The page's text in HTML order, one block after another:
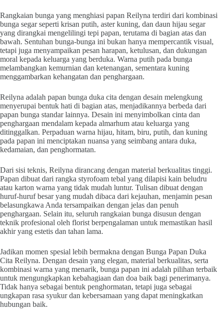
Rangkaian bunga yang menghiasi papan Reilyna terdiri dari kombinasi
bunga segar seperti krisan putih, aster kuning, dan daun hijau segar
yang dirangkai mengelilingi tepi papan, terutama di bagian atas dan
bawah. Sentuhan bunga-bunga ini bukan hanya mempercantik visual,
tetapi juga menyampaikan pesan harapan, ketulusan, dan dukungan
moral kepada keluarga yang berduka. Warna putih pada bunga
melambangkan kemurnian dan ketenangan, sementara kuning
menggambarkan kehangatan dan penghargaan.
Reilyna adalah papan bunga duka cita dengan desain melengkung
menyerupai bentuk hati di bagian atas, menjadikannya berbeda dari
papan bunga standar lainnya. Desain ini menyimbolkan cinta dan
penghargaan mendalam kepada almarhum atau keluarga yang
ditinggalkan. Perpaduan warna hijau, hitam, biru, putih, dan kuning
pada papan ini menciptakan nuansa yang seimbang antara duka,
kedamaian, dan penghormatan.
Dari sisi teknis, Reilyna dirancang dengan material berkualitas tinggi.
Papan dibuat dari rangka styrofoam tebal yang dilapisi kain beludru
atau karton warna yang tidak mudah luntur. Tulisan dibuat dengan
huruf-huruf besar yang mudah dibaca dari kejauhan, menjamin pesan
belasungkawa Anda tersampaikan dengan jelas dan penuh
penghargaan. Selain itu, seluruh rangkaian bunga disusun dengan
teknik profesional oleh florist berpengalaman untuk memastikan hasil
akhir yang estetis dan tahan lama.
Jadikan momen spesial lebih bermakna dengan Bunga Papan Duka
Cita Reilyna. Dengan desain yang elegan, material berkualitas, serta
kombinasi warna yang menarik, bunga papan ini adalah pilihan terbaik
untuk mengungkapkan kebahagiaan dan doa baik bagi penerimanya.
Tidak hanya sebagai bentuk penghormatan, tetapi juga sebagai
ungkapan rasa syukur dan kebersamaan yang dapat meningkatkan
hubungan baik.